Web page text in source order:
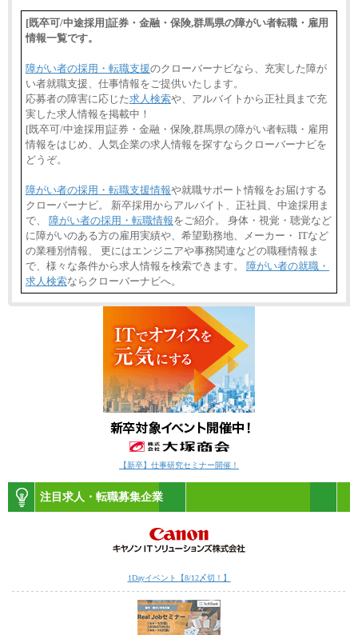
[既卒可/中途採用]証券・金融・保険,群馬県の障がい者転職・雇用
情報一覧です。
障がい者の採用・転職支援のクローバーナビなら、充実した障が
い者就職支援、仕事情報をご提供いたします。
応募者の障害に応じた求人検索や、アルバイトから正社員まで充
実した求人情報を掲載中！
[既卒可/中途採用]証券・金融・保険,群馬県の障がい者転職・雇用
情報をはじめ、人気企業の求人情報を探すならクローバーナビを
どうぞ。
障がい者の採用・転職支援情報や就職サポート情報をお届けする
クローバーナビ。 新卒採用からアルバイト、正社員、中途採用ま
で、 障がい者の採用・転職情報をご紹介。 身体・視覚・聴覚など
に障がいのある方の雇用実績や、希望勤務地、メーカー・ ITなど
の業種別情報、 更にはエンジニアや事務関連などの職種情報ま
で、様々な条件から求人情報を検索できます。 障がい者の就職・
求人検索ならクローバーナビへ。
【新卒】仕事研究セミナー開催！
注目求人・転職募集企業
1Dayイベント【8/12〆切！】